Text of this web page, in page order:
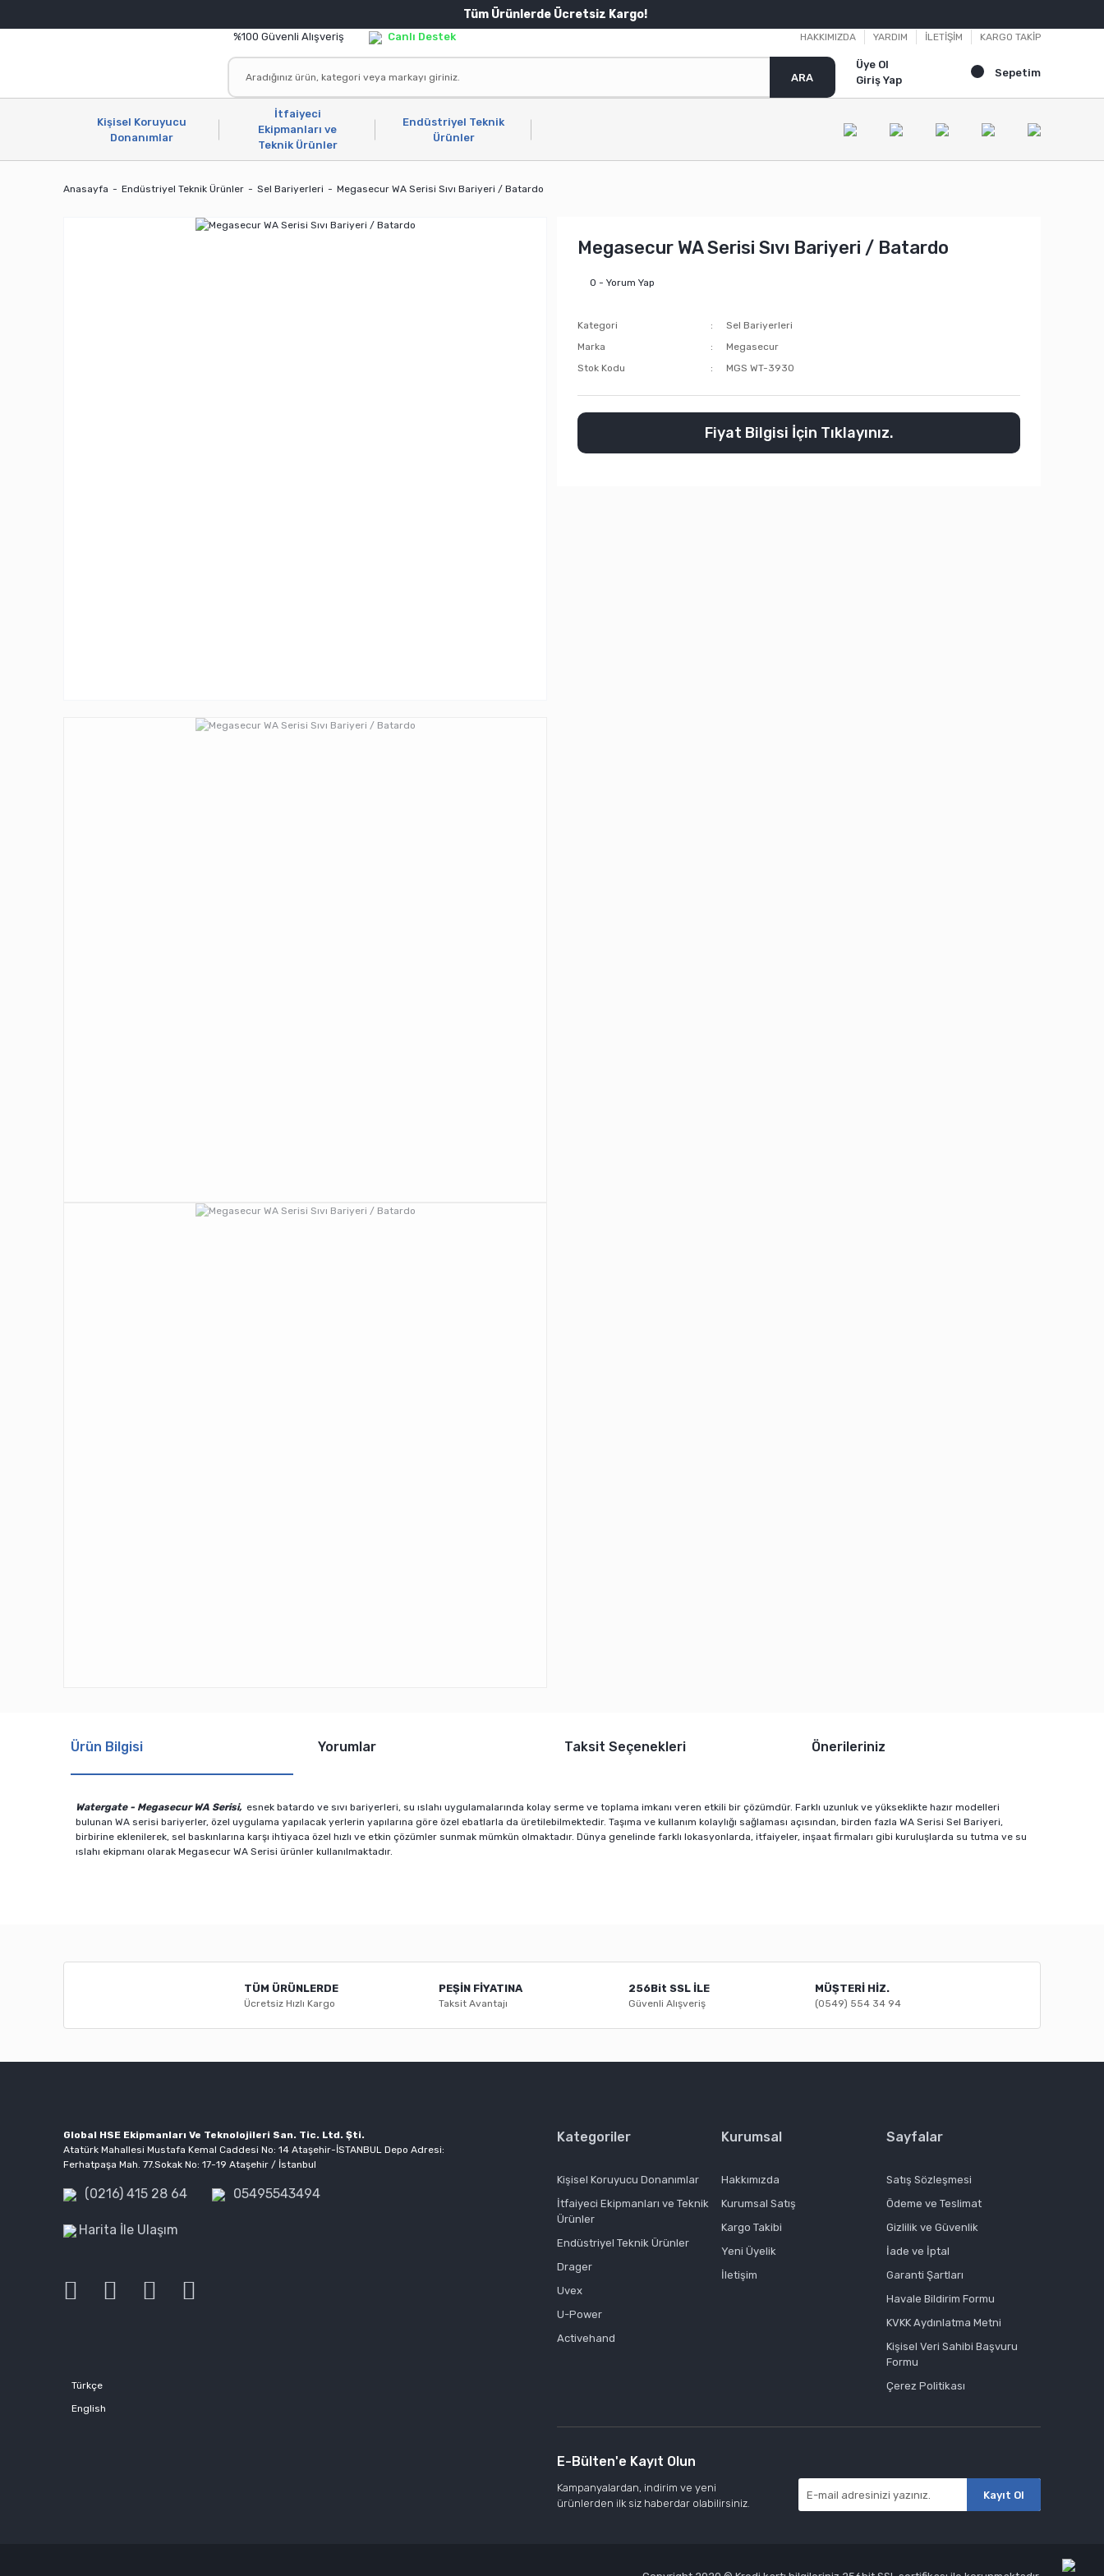
Tüm Ürünlerde Ücretsiz Kargo!
%100 Güvenli Alışveriş Canlı Destek HAKKIMIZDA YARDIM İLETİŞİM KARGO TAKİP
ARA
Üye Ol
Giriş Yap
Sepetim
Kişisel Koruyucu
Donanımlar
İtfaiyeci
Ekipmanları ve
Teknik Ürünler
Endüstriyel Teknik
Ürünler
Anasayfa Endüstriyel Teknik Ürünler Sel Bariyerleri Megasecur WA Serisi Sıvı Bariyeri / Batardo
Megasecur WA Serisi Sıvı Bariyeri / Batardo
0 - Yorum Yap
Kategori
Sel Bariyerleri
Marka
Megasecur
Stok Kodu
MGS WT-3930
Fiyat Bilgisi İçin Tıklayınız.
Ürün Bilgisi Yorumlar Taksit Seçenekleri Önerileriniz
Watergate - Megasecur WA Serisi, esnek batardo ve sıvı bariyerleri, su ıslahı uygulamalarında kolay serme ve toplama imkanı veren etkili bir çözümdür. Farklı uzunluk ve yükseklikte hazır modelleri
bulunan WA serisi bariyerler, özel uygulama yapılacak yerlerin yapılarına göre özel ebatlarla da üretilebilmektedir. Taşıma ve kullanım kolaylığı sağlaması açısından, birden fazla WA Serisi Sel Bariyeri,
birbirine eklenilerek, sel baskınlarına karşı ihtiyaca özel hızlı ve etkin çözümler sunmak mümkün olmaktadır. Dünya genelinde farklı lokasyonlarda, itfaiyeler, inşaat firmaları gibi kuruluşlarda su tutma ve su
ıslahı ekipmanı olarak Megasecur WA Serisi ürünler kullanılmaktadır.
Ürün açıklamasında eksik bilgiler bulunuyor.
Bu ürüne benzer farklı alternatifler olmalı.
Gönder
TÜM ÜRÜNLERDE
Ücretsiz Hızlı Kargo
PEŞİN FİYATINA
Taksit Avantajı
256Bit SSL İLE
Güvenli Alışveriş
MÜŞTERİ HİZ.
(0549) 554 34 94
Global HSE Ekipmanları Ve Teknolojileri San. Tic. Ltd. Şti.
Atatürk Mahallesi Mustafa Kemal Caddesi No: 14 Ataşehir-İSTANBUL Depo Adresi:
Ferhatpaşa Mah. 77.Sokak No: 17-19 Ataşehir / İstanbul
(0216) 415 28 64 05495543494
Harita İle Ulaşım
Türkçe
English
Kategoriler
Kişisel Koruyucu Donanımlar
İtfaiyeci Ekipmanları ve Teknik
Ürünler
Endüstriyel Teknik Ürünler
Drager
Uvex
U-Power
Activehand
Kurumsal
Hakkımızda
Kurumsal Satış
Kargo Takibi
Yeni Üyelik
İletişim
Sayfalar
Satış Sözleşmesi
Ödeme ve Teslimat
Gizlilik ve Güvenlik
İade ve İptal
Garanti Şartları
Havale Bildirim Formu
KVKK Aydınlatma Metni
Kişisel Veri Sahibi Başvuru
Formu
Çerez Politikası
E-Bülten'e Kayıt Olun
Kampanyalardan, indirim ve yeni
ürünlerden ilk siz haberdar olabilirsiniz.
Kayıt Ol